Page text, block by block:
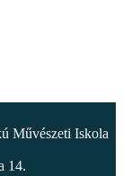
Művészeti Iskola
14.